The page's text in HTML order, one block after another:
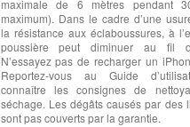
maximale de 6 mètres pendant
maximum). Dans le cadre d’une
la résistance aux éclaboussures, à
poussière peut diminuer au fil
N’essayez pas de recharger un
Reportez‑vous au Guide
connaître les consignes de
séchage. Les dégâts causés par des
sont pas couverts par la garantie.